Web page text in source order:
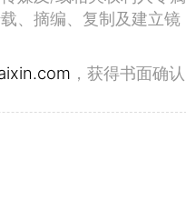
、摘编、复制及建立镜
，获得书面确认